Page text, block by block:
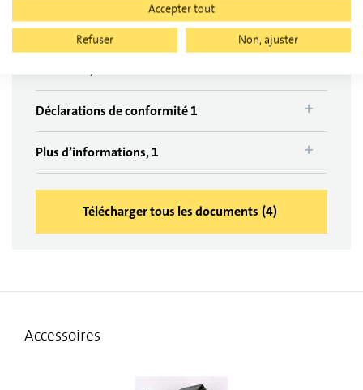
Guides d'installation, 1
Déclarations de conformité 1
Plus d’informations, 1
Télécharger tous les documents (4)
Accessoires
Accepter tout
Refuser
Non, ajuster